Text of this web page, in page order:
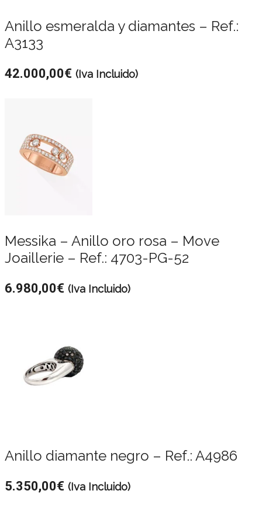
Anillo esmeralda y diamantes – Ref.:
A3133
42.000,00€ (Iva Incluido)
Messika – Anillo oro rosa – Move
Joaillerie – Ref.: 4703-PG-52
6.980,00€ (Iva Incluido)
Anillo diamante negro – Ref.: A4986
5.350,00€ (Iva Incluido)